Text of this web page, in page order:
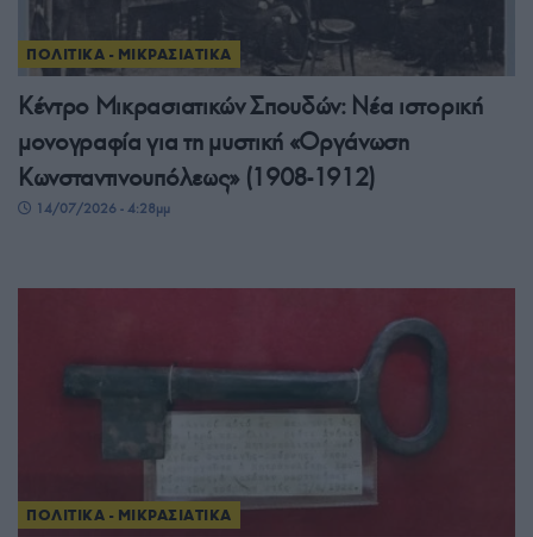
ΠΟΛΙΤΙΚΑ - ΜΙΚΡΑΣΙΑΤΙΚΑ
Κέντρο Μικρασιατικών Σπουδών: Νέα ιστορική
μονογραφία για τη μυστική «Οργάνωση
Κωνσταντινουπόλεως» (1908-1912)
14/07/2026 - 4:28μμ
ΠΟΛΙΤΙΚΑ - ΜΙΚΡΑΣΙΑΤΙΚΑ